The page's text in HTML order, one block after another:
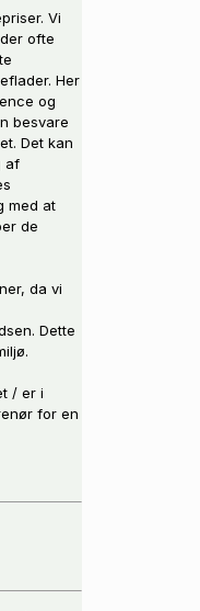
Vi
ofte
Her
og
besvare
Det kan
af
med at
de
da vi
Dette
/ er i
for en